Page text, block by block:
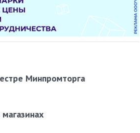
Минпромторга